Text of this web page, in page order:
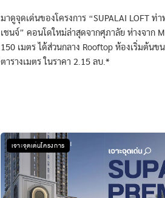
มาดูจุดเด่นของโครงการ “SUPALAI LOFT ท่
เชนจ์” คอนโดใหม่ล่าสุดจากศุภาลัย ห่างจาก
150 เมตร ได้ส่วนกลาง Rooftop ห้องเริ่มต้นข
ตารางเมตร ในราคา 2.15 ลบ.*
เจาะจุดเด่นโครงการ